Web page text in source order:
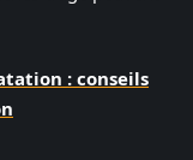
: conseils